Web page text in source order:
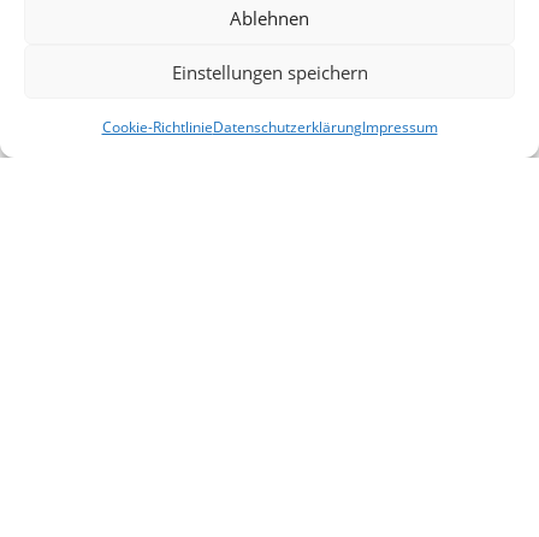
Ablehnen
Einstellungen speichern
Cookie-RichtlinieDatenschutzerklärungImpressum
Outlet
Mein KontoWarenkorbVergleichen